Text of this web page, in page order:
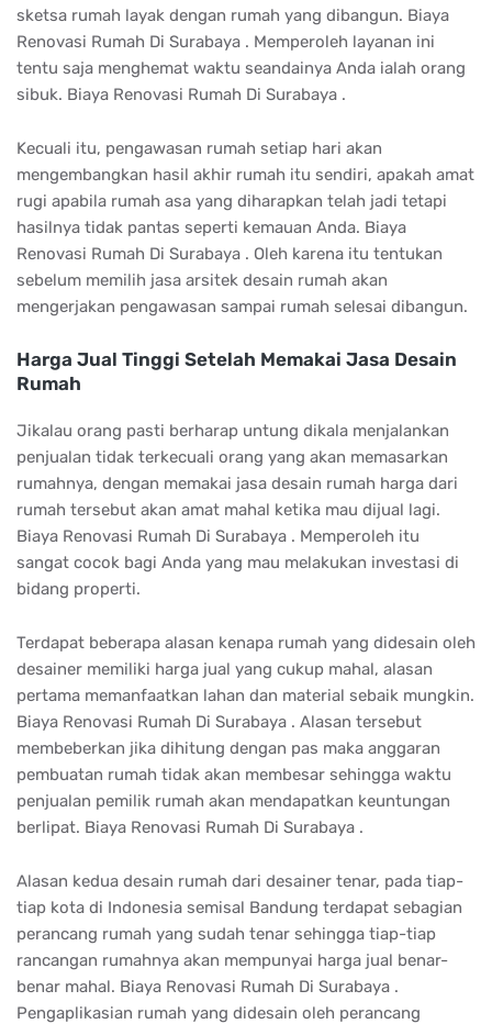
sketsa rumah layak dengan rumah yang dibangun. Biaya
Renovasi Rumah Di Surabaya . Memperoleh layanan ini
tentu saja menghemat waktu seandainya Anda ialah orang
sibuk. Biaya Renovasi Rumah Di Surabaya .
Kecuali itu, pengawasan rumah setiap hari akan
mengembangkan hasil akhir rumah itu sendiri, apakah amat
rugi apabila rumah asa yang diharapkan telah jadi tetapi
hasilnya tidak pantas seperti kemauan Anda. Biaya
Renovasi Rumah Di Surabaya . Oleh karena itu tentukan
sebelum memilih jasa arsitek desain rumah akan
mengerjakan pengawasan sampai rumah selesai dibangun.
Harga Jual Tinggi Setelah Memakai Jasa Desain
Rumah
Jikalau orang pasti berharap untung dikala menjalankan
penjualan tidak terkecuali orang yang akan memasarkan
rumahnya, dengan memakai jasa desain rumah harga dari
rumah tersebut akan amat mahal ketika mau dijual lagi.
Biaya Renovasi Rumah Di Surabaya . Memperoleh itu
sangat cocok bagi Anda yang mau melakukan investasi di
bidang properti.
Terdapat beberapa alasan kenapa rumah yang didesain oleh
desainer memiliki harga jual yang cukup mahal, alasan
pertama memanfaatkan lahan dan material sebaik mungkin.
Biaya Renovasi Rumah Di Surabaya . Alasan tersebut
membeberkan jika dihitung dengan pas maka anggaran
pembuatan rumah tidak akan membesar sehingga waktu
penjualan pemilik rumah akan mendapatkan keuntungan
berlipat. Biaya Renovasi Rumah Di Surabaya .
Alasan kedua desain rumah dari desainer tenar, pada tiap-
tiap kota di Indonesia semisal Bandung terdapat sebagian
perancang rumah yang sudah tenar sehingga tiap-tiap
rancangan rumahnya akan mempunyai harga jual benar-
benar mahal. Biaya Renovasi Rumah Di Surabaya .
Pengaplikasian rumah yang didesain oleh perancang